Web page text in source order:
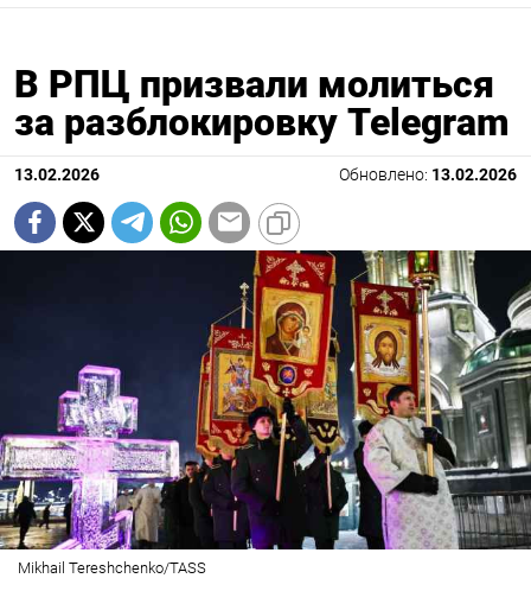
В РПЦ призвали молиться
за разблокировку Telegram
13.02.2026 Обновлено: 13.02.2026
Mikhail Tereshchenko/TASS